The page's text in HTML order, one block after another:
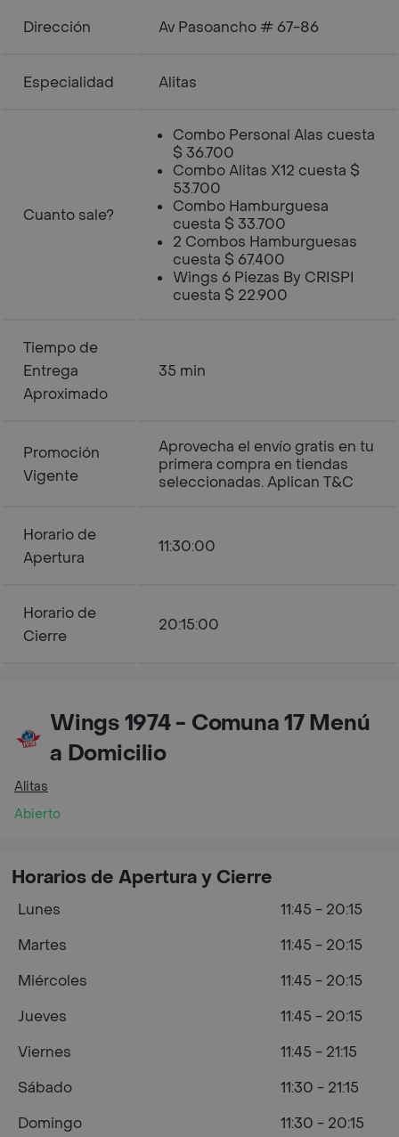
Dirección Av Pasoancho # 67-86
Especialidad Alitas
Cuanto sale?
Combo Personal Alas cuesta
$ 36.700
Combo Alitas X12 cuesta $
53.700
Combo Hamburguesa
cuesta $ 33.700
2 Combos Hamburguesas
cuesta $ 67.400
Wings 6 Piezas By CRISPI
cuesta $ 22.900
Tiempo de
Entrega
Aproximado
35 min
Promoción
Vigente
Aprovecha el envío gratis en tu
primera compra en tiendas
seleccionadas. Aplican T&C
Horario de
Apertura
11:30:00
Horario de
Cierre
20:15:00
Wings 1974 - Comuna 17 Menú
a Domicilio
Alitas
Abierto
Horarios de Apertura y Cierre
Lunes
11:45 - 20:15
Martes
11:45 - 20:15
Miércoles
11:45 - 20:15
Jueves
11:45 - 20:15
Viernes
11:45 - 21:15
Sábado
11:30 - 21:15
Domingo
11:30 - 20:15